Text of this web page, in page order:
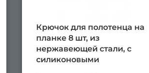
Крючок для полотенца на
планке 8 шт, из
нержавеющей стали, с
силиконовыми